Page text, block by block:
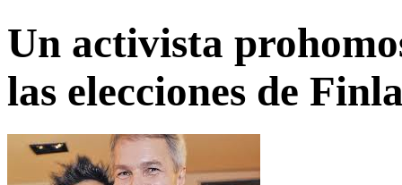
Un activista
las elecciones de